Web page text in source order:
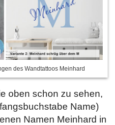
des Wandtattoos Meinhard
oben schon zu sehen,
Name)
Namen Meinhard in